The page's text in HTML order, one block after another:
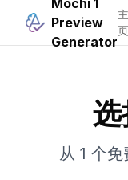
Mochi 1
Preview
Generator
主
页
选
从 1 个